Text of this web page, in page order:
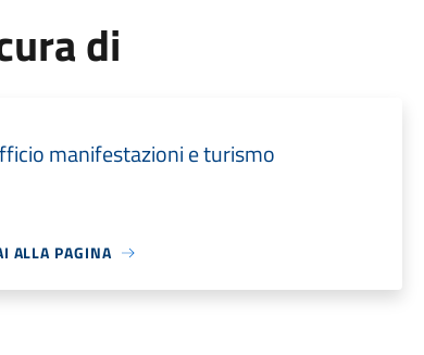
di
manifestazioni e turismo
ALLA PAGINA